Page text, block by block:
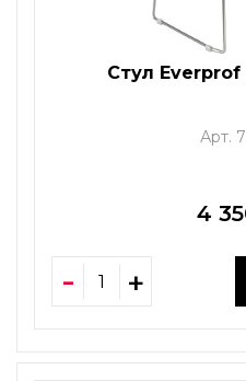
Стул
Арт.
4